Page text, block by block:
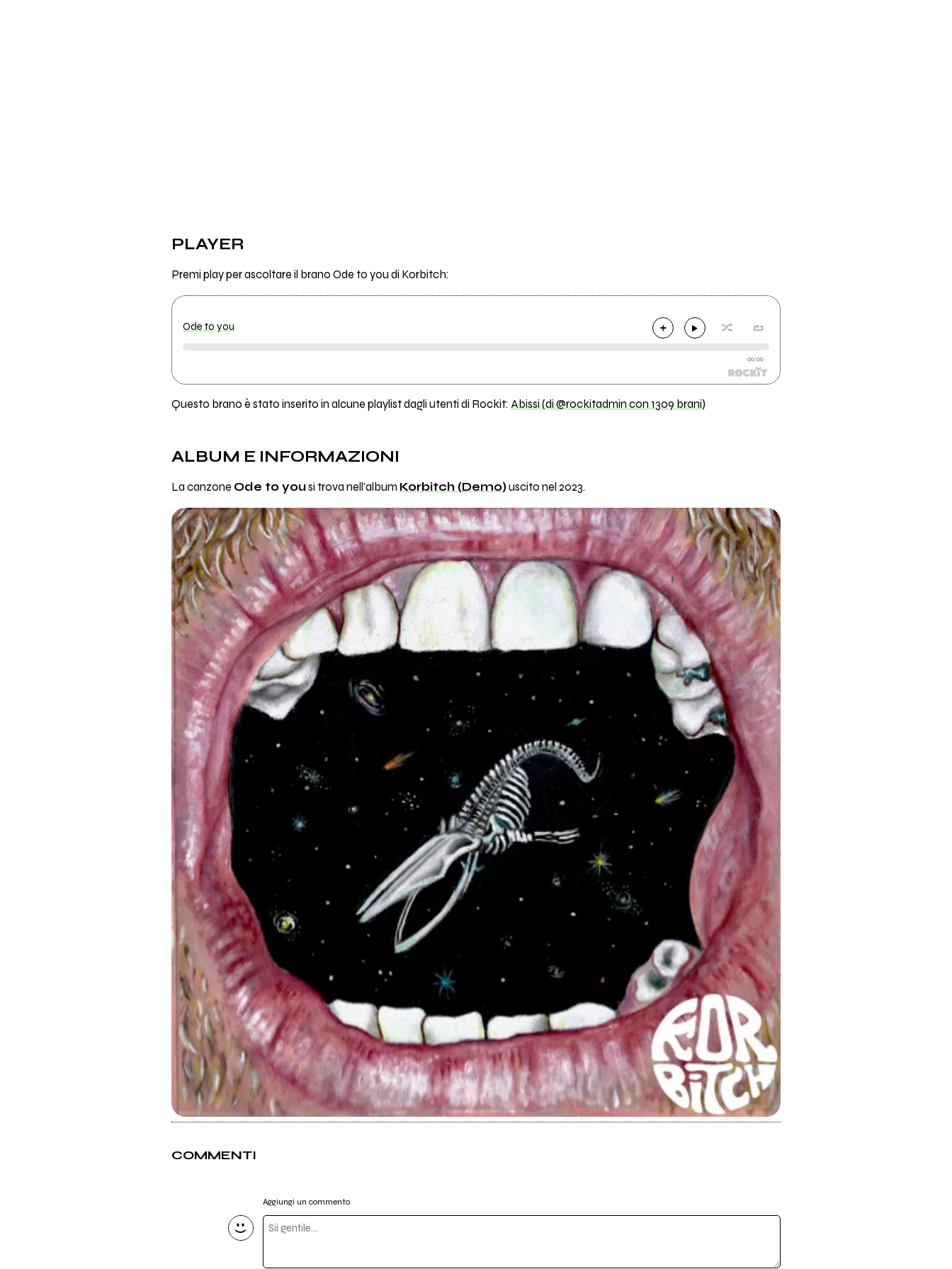
PLAYER
Premi play per ascoltare il brano Ode to you di Korbitch:
Ode to you
00:00
Questo brano è stato inserito in alcune playlist dagli utenti di Rockit: Abissi (di @rockitadmin con 1309 brani)
ALBUM E INFORMAZIONI
La canzone Ode to yousi trova nell'album Korbitch (Demo)uscito nel 2023.
COMMENTI
Aggiungi un commento